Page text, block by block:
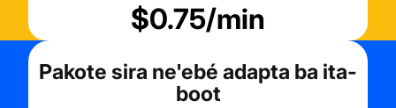
$0.75/min
Pakote sira ne'ebé adapta ba ita-
boot